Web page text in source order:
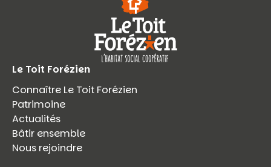
Le Toit Forézien
Connaître Le Toit Forézien
Patrimoine
Actualités
Bâtir ensemble
Nous rejoindre